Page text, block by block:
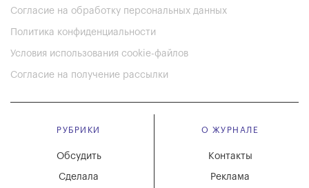
Согласие на обработку персональных данных
Политика конфиденциальности
Условия использования cookie-файлов
Согласие на получение рассылки
РУБРИКИ
Обсудить
Сделала
О ЖУРНАЛЕ
Реклама
Контакты